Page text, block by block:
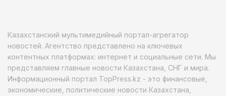
Казахстанский мультимедийный портал-агрегатор
новостей. Агентство представлено на ключевых
контентных платформах: интернет и социальные сети. Мы
представляем главные новости Казахстана, СНГ и мира.
Информационный портал TopPress.kz - это финансовые,
экономические, политические новости Казахстана,